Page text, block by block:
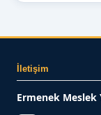
İletişim
Ermenek